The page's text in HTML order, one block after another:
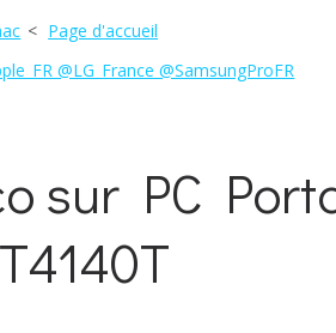
Page d'accueil
@LG_France @SamsungProFR
sur PC